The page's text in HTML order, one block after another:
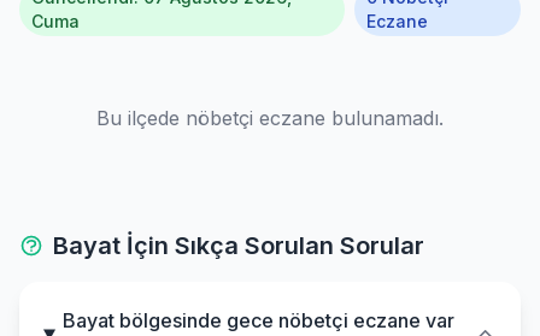
Cuma
Eczane
Bu ilçede nöbetçi eczane bulunamadı.
Bayat İçin Sıkça Sorulan Sorular
Bayat bölgesinde gece nöbetçi eczane var